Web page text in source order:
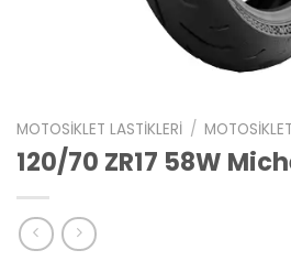
MOTOSIKLET LASTIKLERI /
120/70 ZR17 58W